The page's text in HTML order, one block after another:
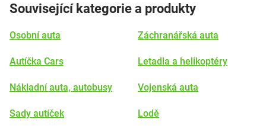
Související kategorie a produkty
Osobní auta
Autíčka Cars
Nákladní auta, autobusy
Sady autíček
Záchranářská auta
Letadla a helikoptéry
Vojenská auta
Lodě